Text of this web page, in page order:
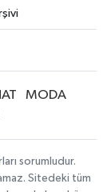
MODA
sorumludur.
Sitedeki tüm